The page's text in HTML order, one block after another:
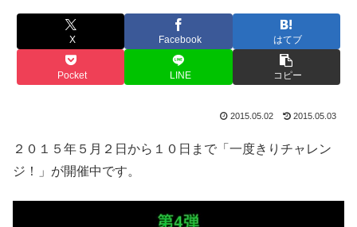
X Facebook はてブ
Pocket LINE コピー
2015.05.02 2015.05.03
２０１５年５月２日から１０日まで「一度きりチャレン
ジ！」が開催中です。